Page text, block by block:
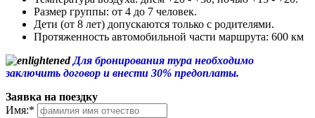
Размер группы: от 4 до 7 человек.
Дети (от 8 лет) допускаются только с родителями.
Протяженность автомобильной части маршрута: 600 км
Для бронирования тура необходимо
заключить договор и внести 30% предоплаты.
Заявка на поездку
Имя:*